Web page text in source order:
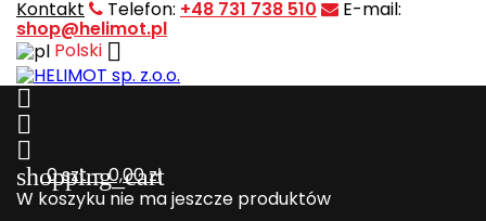
Kontakt Telefon: +48 731 738 510 E-mail:
shop@helimot.pl
Polski 



shopping_cart
0szt. - 0,00 zł
W koszyku nie ma jeszcze produktów